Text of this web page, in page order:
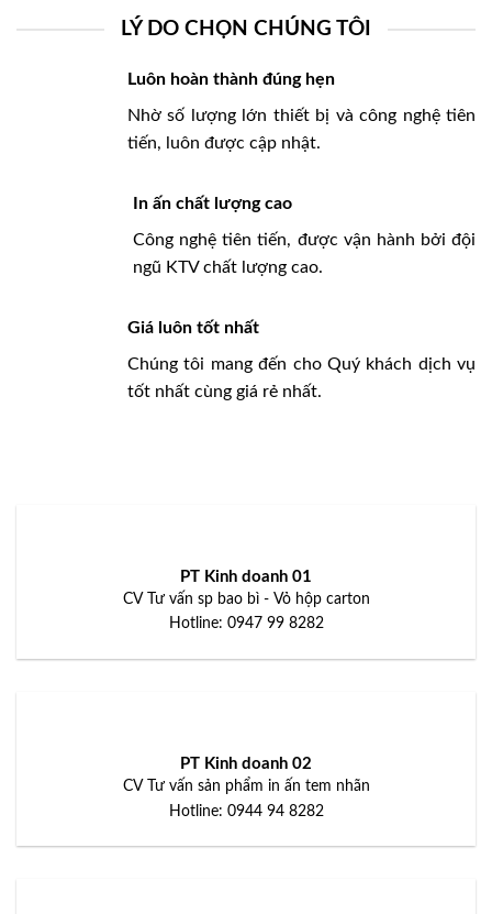
LÝ DO CHỌN CHÚNG TÔI
Luôn hoàn thành đúng hẹn
Nhờ số lượng lớn thiết bị và công nghệ tiên
tiến, luôn được cập nhật.
In ấn chất lượng cao
Công nghệ tiên tiến, được vận hành bởi đội
ngũ KTV chất lượng cao.
Giá luôn tốt nhất
Chúng tôi mang đến cho Quý khách dịch vụ
tốt nhất cùng giá rẻ nhất.
PT Kinh doanh 01
CV Tư vấn sp bao bì - Vỏ hộp carton
Hotline: 0947 99 8282
PT Kinh doanh 02
CV Tư vấn sản phẩm in ấn tem nhãn
Hotline: 0944 94 8282